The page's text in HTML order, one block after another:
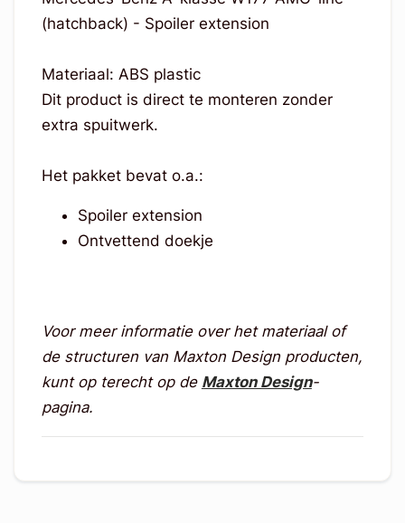
(hatchback) - Spoiler extension
Materiaal: ABS plastic
Dit product is direct te monteren zonder
extra spuitwerk.
Het pakket bevat o.a.:
Spoiler extension
Ontvettend doekje
Voor meer informatie over het materiaal of
de structuren van Maxton Design producten,
kunt op terecht op de Maxton Design-
pagina.